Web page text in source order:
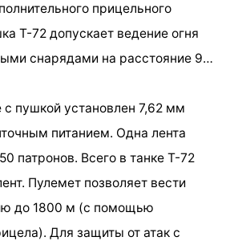
прицельного
Т-72 допускает ведение огня
снарядами на расстояние 9…
с пушкой установлен 7,62 мм
питанием. Одна лента
патронов. Всего в танке Т-72
Пулемет позволяет вести
до 1800 м (с помощью
Для защиты от атак с